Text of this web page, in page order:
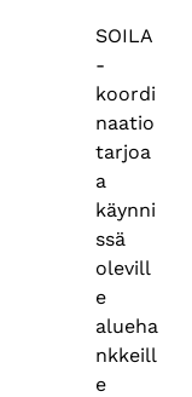
SOILA
-
koordi
naatio
tarjoa
a
käynni
ssä
olevill
e
alueha
nkkeill
e